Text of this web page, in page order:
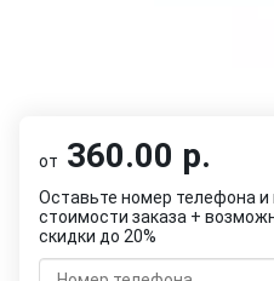
от 360.00 р.
Оставьте номер телефона и
стоимости заказа +
скидки до 20%